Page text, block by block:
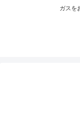
ガスを